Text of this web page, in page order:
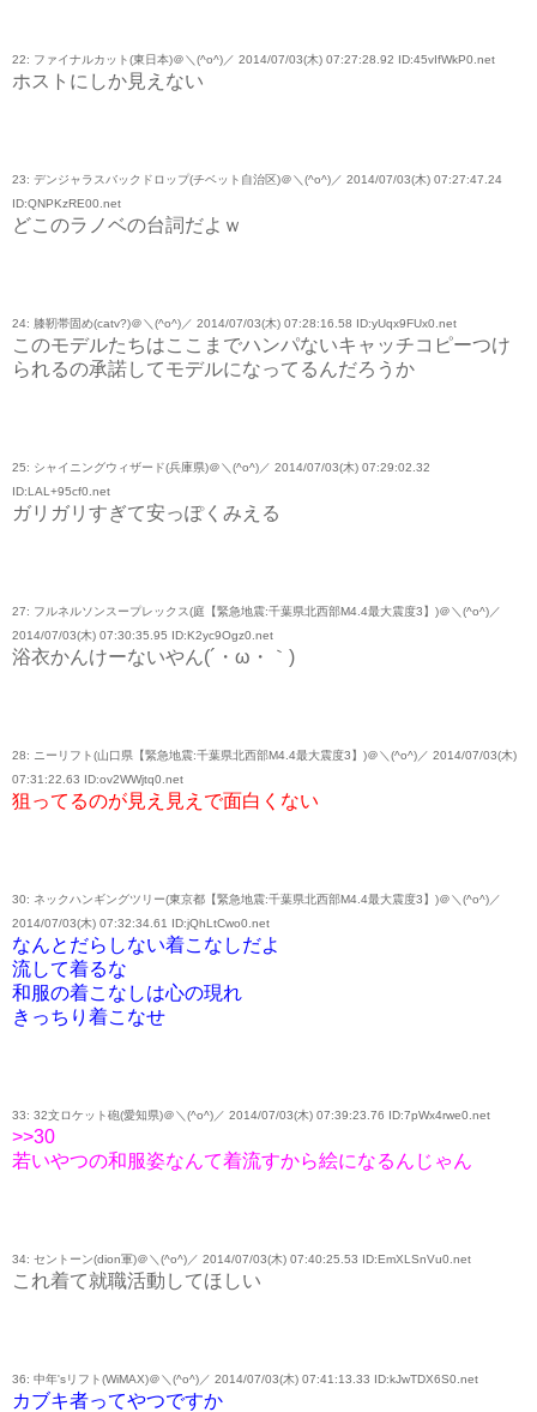
22: ファイナルカット(東日本)＠＼(^o^)／ 2014/07/03(木) 07:27:28.92 ID:45vIfWkP0.net
ホストにしか見えない
23: デンジャラスバックドロップ(チベット自治区)＠＼(^o^)／ 2014/07/03(木) 07:27:47.24
ID:QNPKzRE00.net
どこのラノベの台詞だよｗ
24: 膝靭帯固め(catv?)＠＼(^o^)／ 2014/07/03(木) 07:28:16.58 ID:yUqx9FUx0.net
このモデルたちはここまでハンパないキャッチコピーつけ
られるの承諾してモデルになってるんだろうか
25: シャイニングウィザード(兵庫県)＠＼(^o^)／ 2014/07/03(木) 07:29:02.32
ID:LAL+95cf0.net
ガリガリすぎて安っぽくみえる
27: フルネルソンスープレックス(庭【緊急地震:千葉県北西部M4.4最大震度3】)＠＼(^o^)／
2014/07/03(木) 07:30:35.95 ID:K2yc9Ogz0.net
浴衣かんけーないやん(´・ω・｀)
28: ニーリフト(山口県【緊急地震:千葉県北西部M4.4最大震度3】)＠＼(^o^)／ 2014/07/03(木)
07:31:22.63 ID:ov2WWjtq0.net
狙ってるのが見え見えで面白くない
30: ネックハンギングツリー(東京都【緊急地震:千葉県北西部M4.4最大震度3】)＠＼(^o^)／
2014/07/03(木) 07:32:34.61 ID:jQhLtCwo0.net
なんとだらしない着こなしだよ
流して着るな
和服の着こなしは心の現れ
きっちり着こなせ
33: 32文ロケット砲(愛知県)＠＼(^o^)／ 2014/07/03(木) 07:39:23.76 ID:7pWx4rwe0.net
>>30
若いやつの和服姿なんて着流すから絵になるんじゃん
34: セントーン(dion軍)＠＼(^o^)／ 2014/07/03(木) 07:40:25.53 ID:EmXLSnVu0.net
これ着て就職活動してほしい
36: 中年'sリフト(WiMAX)＠＼(^o^)／ 2014/07/03(木) 07:41:13.33 ID:kJwTDX6S0.net
カブキ者ってやつですか